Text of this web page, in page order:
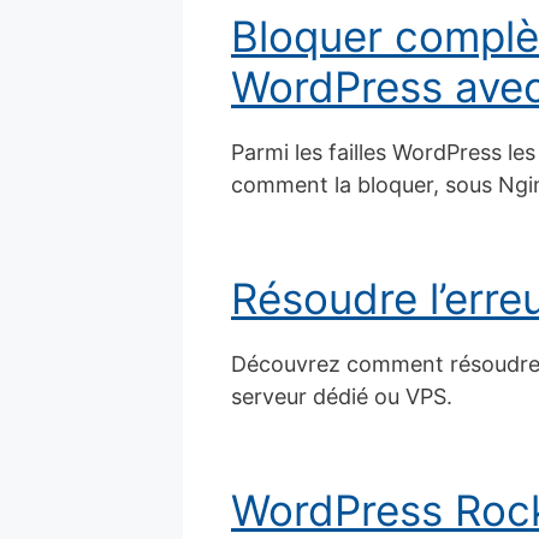
Bloquer
WordPress
Parmi les failles WordPress
comment la bloquer, sous
Résoudre
Découvrez comment
serveur dédié ou VPS.
WordPress